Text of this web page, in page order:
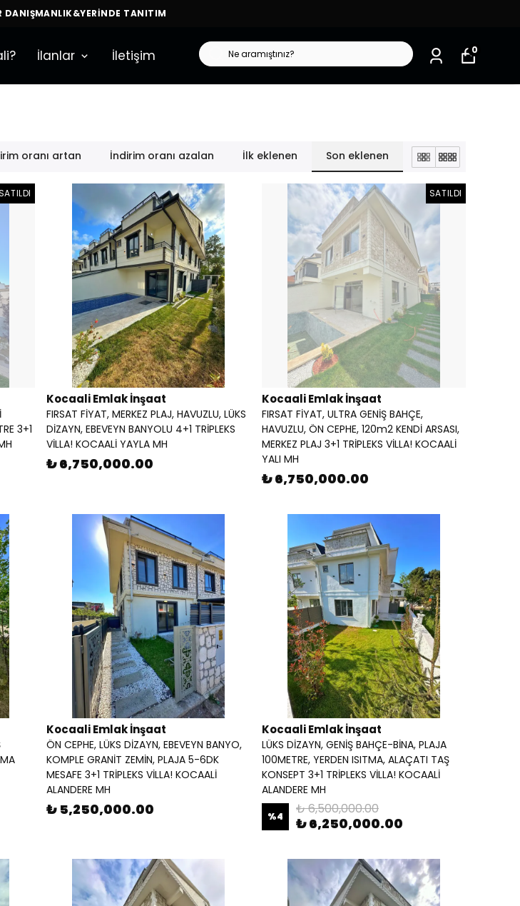
DANIŞMANLIK&YERİNDE TANITIM
İlanlar İletişim 0
oranı artan İndirim oranı azalan İlk eklenen Son eklenen
3+1
Kocaali Emlak İnşaat
FIRSAT FİYAT, MERKEZ PLAJ, HAVUZLU, LÜKS
DİZAYN, EBEVEYN BANYOLU 4+1 TRİPLEKS
VİLLA! KOCAALİ YAYLA MH
₺ 6,750,000.00
SATILDI
Kocaali Emlak İnşaat
FIRSAT FİYAT, ULTRA GENİŞ BAHÇE,
HAVUZLU, ÖN CEPHE, 120m2 KENDİ ARSASI,
MERKEZ PLAJ 3+1 TRİPLEKS VİLLA! KOCAALİ
YALI MH
₺ 6,750,000.00
Kocaali Emlak İnşaat
ÖN CEPHE, LÜKS DİZAYN, EBEVEYN BANYO,
KOMPLE GRANİT ZEMİN, PLAJA 5-6DK
MESAFE 3+1 TRİPLEKS VİLLA! KOCAALİ
ALANDERE MH
₺ 5,250,000.00
Kocaali Emlak İnşaat
LÜKS DİZAYN, GENİŞ BAHÇE-BİNA, PLAJA
100METRE, YERDEN ISITMA, ALAÇATI TAŞ
KONSEPT 3+1 TRİPLEKS VİLLA! KOCAALİ
ALANDERE MH
%4 ₺ 6,500,000.00
₺ 6,250,000.00